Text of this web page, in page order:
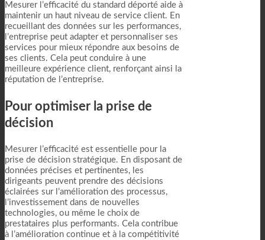
Mesurer l’efficacité du standard déporté aide à
maintenir un haut niveau de service client. En
recueillant des données sur les performances,
l’entreprise peut adapter et personnaliser ses
services pour mieux répondre aux besoins de
ses clients. Cela peut conduire à une
meilleure expérience client, renforçant ainsi la
réputation de l’entreprise.
Pour optimiser la prise de
décision
Mesurer l’efficacité est essentielle pour la
prise de décision stratégique. En disposant de
données précises et pertinentes, les
dirigeants peuvent prendre des décisions
éclairées sur l’amélioration des processus,
l’investissement dans de nouvelles
technologies, ou même le choix de
prestataires plus performants. Cela contribue
à l’amélioration continue et à la compétitivité